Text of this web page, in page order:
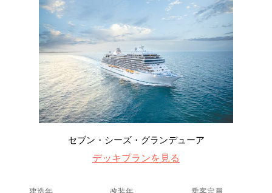
セブン・シーズ・グランデューア
デッキプランを見る